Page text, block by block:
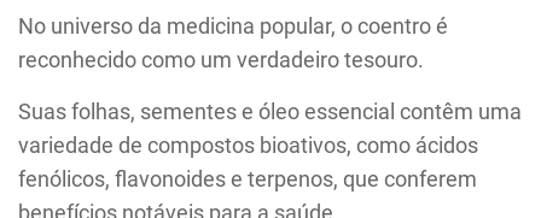
No universo da medicina popular, o coentro é
reconhecido como um verdadeiro tesouro.
Suas folhas, sementes e óleo essencial contêm uma
variedade de compostos bioativos, como ácidos
fenólicos, flavonoides e terpenos, que conferem
benefícios notáveis para a saúde.